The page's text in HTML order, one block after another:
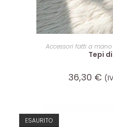
LEGGI
Accessori fatti a
Tepi
36,30 €
ESAURITO